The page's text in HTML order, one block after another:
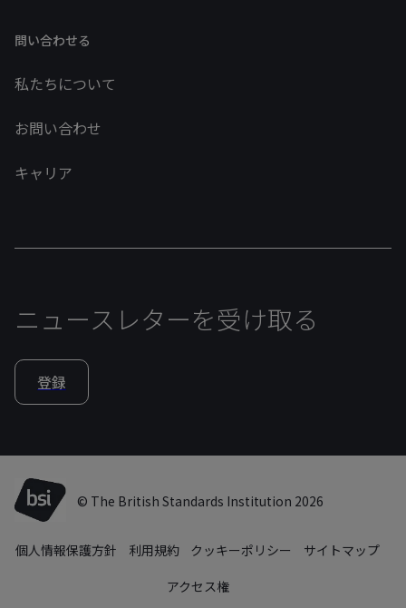
問い合わせる
私たちについて
お問い合わせ
キャリア
ニュースレターを受け取る
登録
© The British Standards Institution 2026
個人情報保護方針 利用規約 クッキーポリシー
サイトマップ
アクセス権